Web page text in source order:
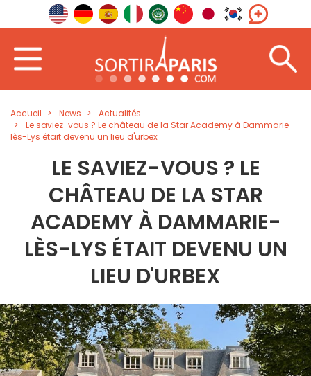
Accueil News
Actualités
Le saviez-vous ? Le château de la Star Academy à Dammarie-
lès-Lys était devenu un lieu d'urbex
LE SAVIEZ-VOUS ? LE
CHÂTEAU DE LA STAR
ACADEMY À DAMMARIE-
LÈS-LYS ÉTAIT DEVENU UN
LIEU D'URBEX